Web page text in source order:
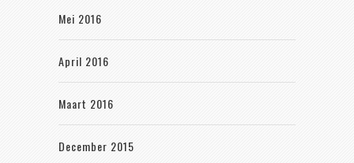
Mei 2016
April 2016
Maart 2016
December 2015